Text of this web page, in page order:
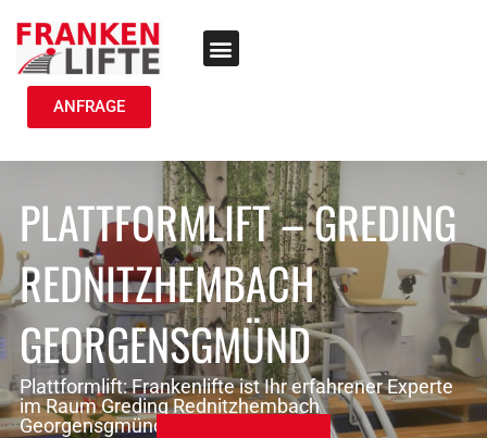
ANFRAGE
PLATTFORMLIFT – GREDING
REDNITZHEMBACH
GEORGENSGMÜND
Plattformlift: Frankenlifte ist Ihr erfahrener Experte
im Raum Greding Rednitzhembach
Georgensgmünd